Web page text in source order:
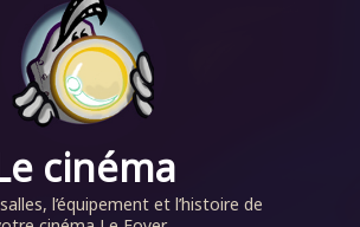
cinéma
l’équipement et l’histoire de